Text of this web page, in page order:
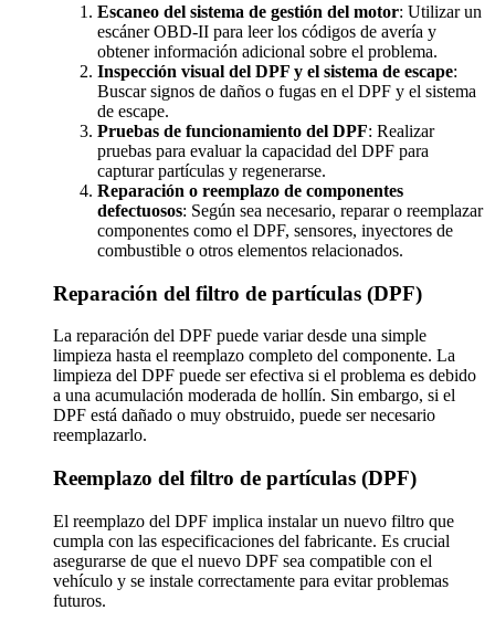
Escaneo del sistema de gestión del motor: Utilizar un
escáner OBD-II para leer los códigos de avería y
obtener información adicional sobre el problema.
Inspección visual del DPF y el sistema de escape:
Buscar signos de daños o fugas en el DPF y el sistema
de escape.
Pruebas de funcionamiento del DPF: Realizar
pruebas para evaluar la capacidad del DPF para
capturar partículas y regenerarse.
Reparación o reemplazo de componentes
defectuosos: Según sea necesario, reparar o reemplazar
componentes como el DPF, sensores, inyectores de
combustible o otros elementos relacionados.
Reparación del filtro de partículas (DPF)
La reparación del DPF puede variar desde una simple
limpieza hasta el reemplazo completo del componente. La
limpieza del DPF puede ser efectiva si el problema es debido
a una acumulación moderada de hollín. Sin embargo, si el
DPF está dañado o muy obstruido, puede ser necesario
reemplazarlo.
Reemplazo del filtro de partículas (DPF)
El reemplazo del DPF implica instalar un nuevo filtro que
cumpla con las especificaciones del fabricante. Es crucial
asegurarse de que el nuevo DPF sea compatible con el
vehículo y se instale correctamente para evitar problemas
futuros.